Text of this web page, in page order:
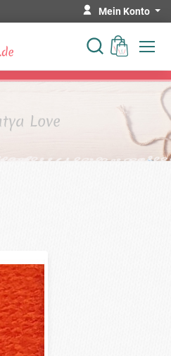
Mein Konto
Love